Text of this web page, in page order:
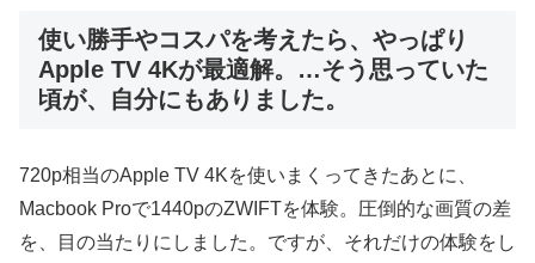
使い勝手やコスパを考えたら、やっぱり
Apple TV 4Kが最適解。…そう思っていた
頃が、自分にもありました。
720p相当のApple TV 4Kを使いまくってきたあとに、
Macbook Proで1440pのZWIFTを体験。圧倒的な画質の差
を、目の当たりにしました。ですが、それだけの体験をし